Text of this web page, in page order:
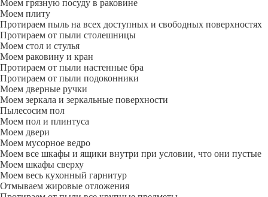
Моем грязную посуду в раковине
Моем плиту
Протираем пыль на всех доступных и свободных поверхностях
Протираем от пыли столешницы
Моем стол и стулья
Моем раковину и кран
Протираем от пыли настенные бра
Протираем от пыли подоконники
Моем дверные ручки
Моем зеркала и зеркальные поверхности
Пылесосим пол
Моем пол и плинтуса
Моем двери
Моем мусорное ведро
Моем все шкафы и ящики внутри при условии, что они пустые
Моем шкафы сверху
Моем весь кухонный гарнитур
Отмываем жировые отложения